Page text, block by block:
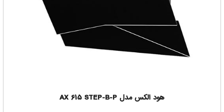
هود الکس مدل AX 615 STEP-B-P